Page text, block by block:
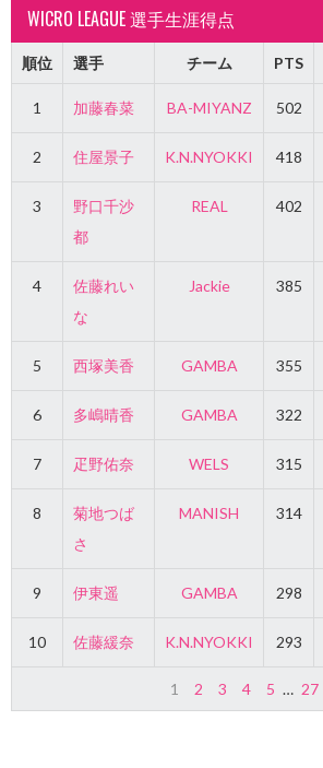
WICRO LEAGUE 選手生涯得点
順位 選手 チーム PTS
1 加藤春菜 BA-MIYANZ 502
2 住屋景子 K.N.NYOKKI 418
3
野口千沙
都
REAL 402
4
佐藤れい
な
Jackie 385
5 西塚美香 GAMBA 355
6 多嶋晴香 GAMBA 322
7 疋野佑奈 WELS 315
8
菊地つば
さ
MANISH 314
9 伊東遥 GAMBA 298
10 佐藤緩奈 K.N.NYOKKI 293
1 2 3 4 5 … 27